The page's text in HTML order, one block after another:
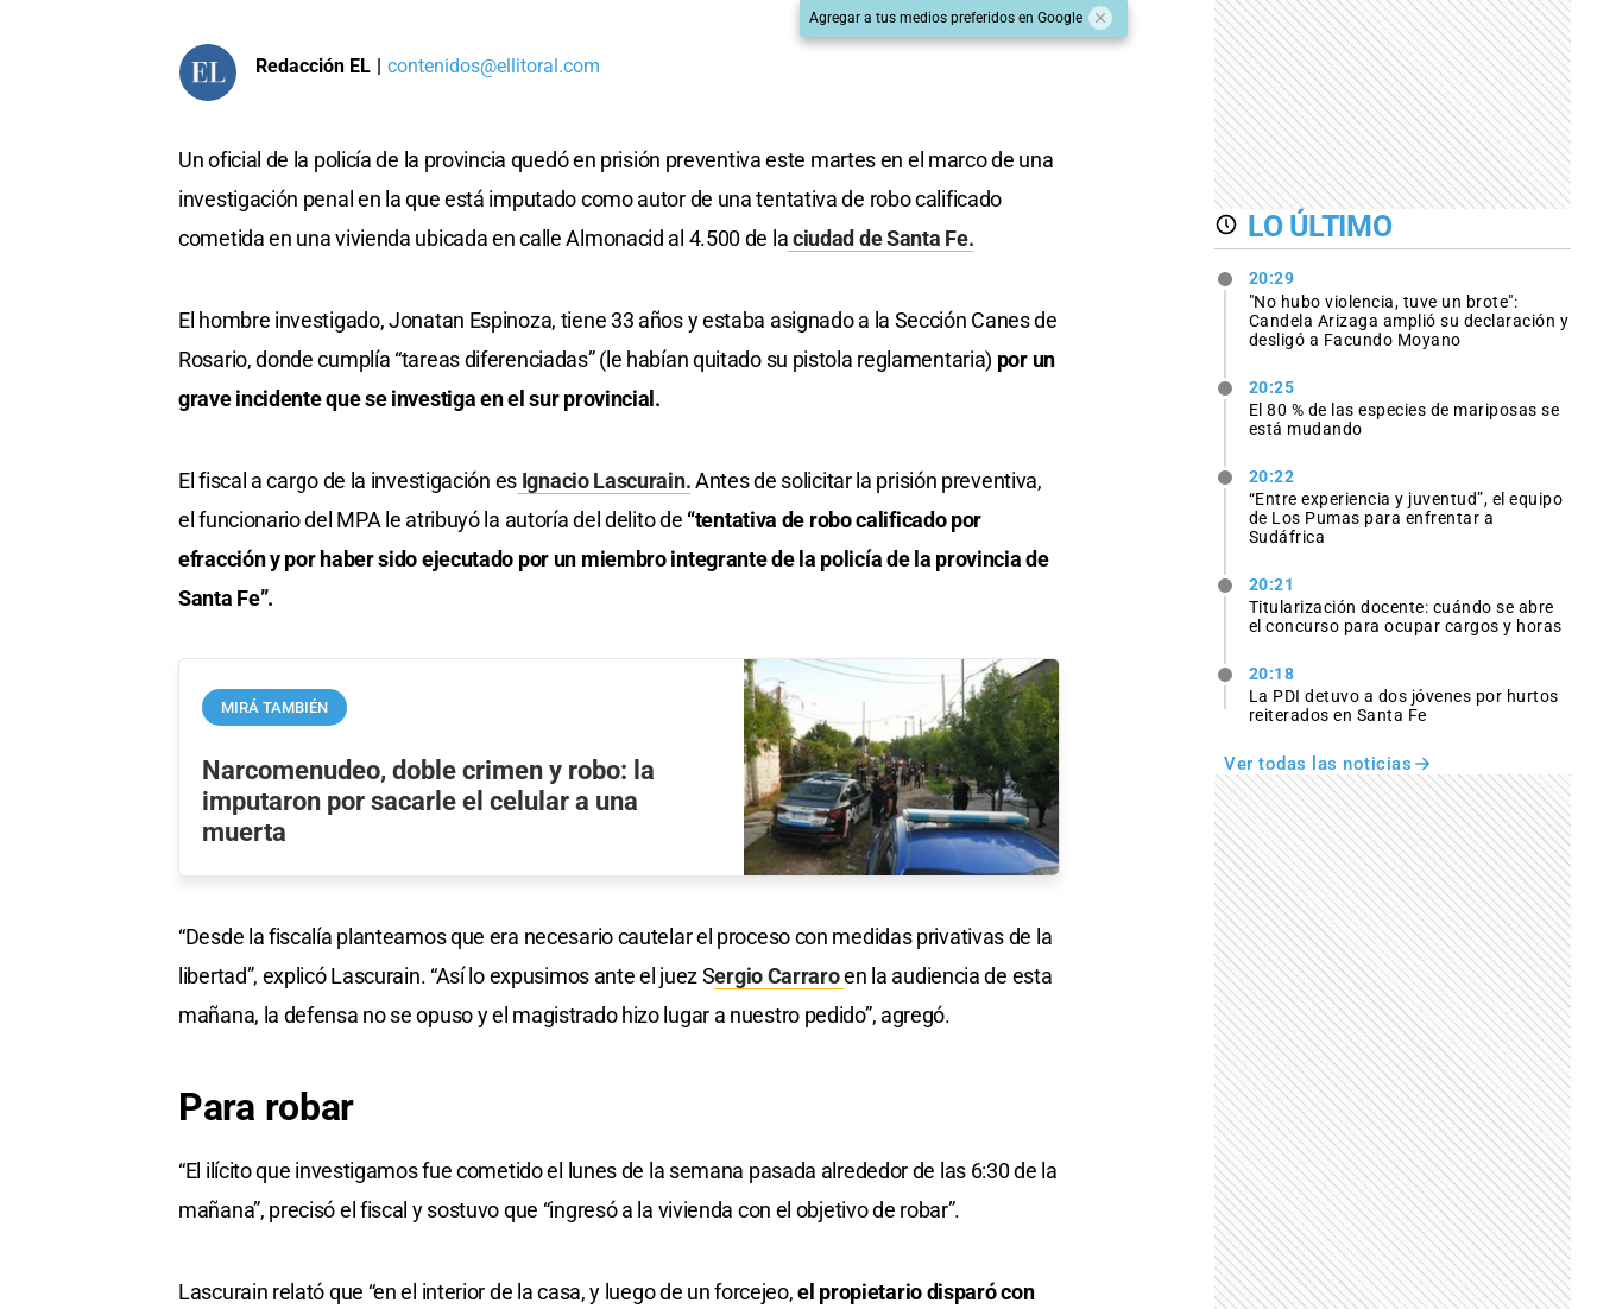
Agregar a tus medios preferidos en Google
Redacción EL | contenidos@ellitoral.com
Un oficial de la policía de la provincia quedó en prisión preventiva este martes en el marco de una
investigación penal en la que está imputado como autor de una tentativa de robo calificado
cometida en una vivienda ubicada en calle Almonacid al 4.500 de laciudad de Santa Fe.
El hombre investigado, Jonatan Espinoza, tiene 33 años y estaba asignado a la Sección Canes de
Rosario, donde cumplía “tareas diferenciadas” (le habían quitado su pistola reglamentaria) por un
grave incidente que se investiga en el sur provincial.
El fiscal a cargo de la investigación es Ignacio Lascurain.Antes de solicitar la prisión preventiva,
el funcionario del MPA le atribuyó la autoría del delito de “tentativa de robo calificado por
efracción y por haber sido ejecutado por un miembro integrante de la policía de la provincia de
Santa Fe”.
MIRÁ TAMBIÉN
Narcomenudeo, doble crimen y robo: la
imputaron por sacarle el celular a una
muerta
“Desde la fiscalía planteamos que era necesario cautelar el proceso con medidas privativas de la
libertad”, explicó Lascurain. “Así lo expusimos ante el juez Sergio Carraroen la audiencia de esta
mañana, la defensa no se opuso y el magistrado hizo lugar a nuestro pedido”, agregó.
Para robar
“El ilícito que investigamos fue cometido el lunes de la semana pasada alrededor de las 6:30 de la
mañana”, precisó el fiscal y sostuvo que “ingresó a la vivienda con el objetivo de robar”.
Lascurain relató que “en el interior de la casa, y luego de un forcejeo,el propietario disparó con
LO ÚLTIMO
20:29
"No hubo violencia, tuve un brote":
Candela Arizaga amplió su declaración y
desligó a Facundo Moyano
20:25
El 80 % de las especies de mariposas se
está mudando
20:22
“Entre experiencia y juventud”, el equipo
de Los Pumas para enfrentar a
Sudáfrica
20:21
Titularización docente: cuándo se abre
el concurso para ocupar cargos y horas
20:18
La PDI detuvo a dos jóvenes por hurtos
reiterados en Santa Fe
Ver todas las noticias